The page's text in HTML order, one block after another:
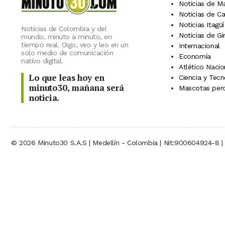
Noticias de Colombia y del
mundo, minuto a minuto, en
tiempo real. Oigo, veo y leo en un
solo medio de comunicación
nativo digital.
Lo que leas hoy en
minuto30, mañana será
noticia.
Noticias de
Noticias de
Noticias Itagüí
Noticias de
Internacional
Economía
Atlético
Ciencia y
Mascotas
© 2026 Minuto30 S.A.S | Medellín - Colombia | Nit:900604924-8